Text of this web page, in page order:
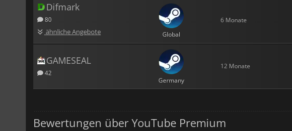
Difmark
80
ähnliche Angebote Global
6 Monate
GAMESEAL
42
Germany
12 Monate
Bewertungen über YouTube Premium